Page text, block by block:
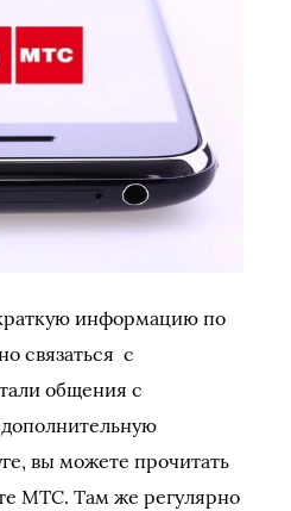
информацию по
связаться с
общения с
вы можете прочитать
МТС. Там же регулярно